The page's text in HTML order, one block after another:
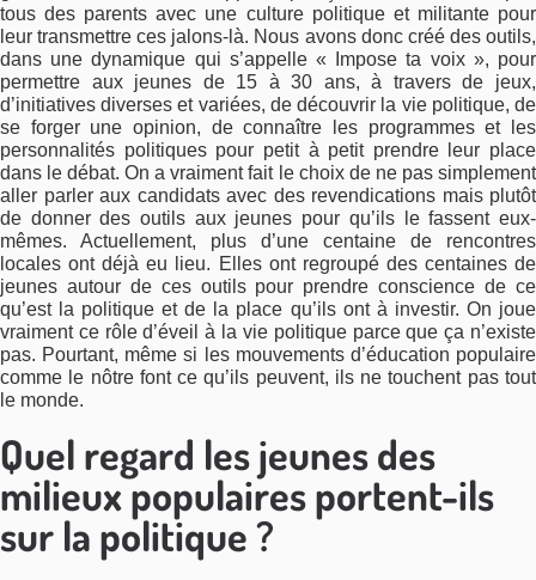
tous des parents avec une culture politique et militante pour
leur transmettre ces jalons-là. Nous avons donc créé des outils,
dans une dynamique qui s’appelle « Impose ta voix », pour
permettre aux jeunes de 15 à 30 ans, à travers de jeux,
d’initiatives diverses et variées, de découvrir la vie politique, de
se forger une opinion, de connaître les programmes et les
personnalités politiques pour petit à petit prendre leur place
dans le débat. On a vraiment fait le choix de ne pas simplement
aller parler aux candidats avec des revendications mais plutôt
de donner des outils aux jeunes pour qu’ils le fassent eux-
mêmes. Actuellement, plus d’une centaine de rencontres
locales ont déjà eu lieu. Elles ont regroupé des centaines de
jeunes autour de ces outils pour prendre conscience de ce
qu’est la politique et de la place qu’ils ont à investir. On joue
vraiment ce rôle d’éveil à la vie politique parce que ça n’existe
pas. Pourtant, même si les mouvements d’éducation populaire
comme le nôtre font ce qu’ils peuvent, ils ne touchent pas tout
le monde.
Quel regard les jeunes des
milieux populaires portent-ils
sur la politique ?